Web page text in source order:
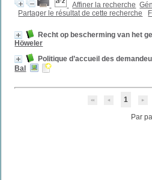
Affiner la recherche
Partager le résultat de cette recherche
Recht op bescherming van het
Höweler
Politique d’accueil des
Bal
1
Par